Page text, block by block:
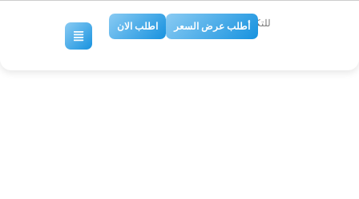
للتكييف والتبريد
أطلب عرض السعر اطلب الان